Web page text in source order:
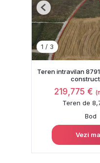
1 / 3
Previous
Teren intravilan
219,775 €
Teren de
Bod
Vezi